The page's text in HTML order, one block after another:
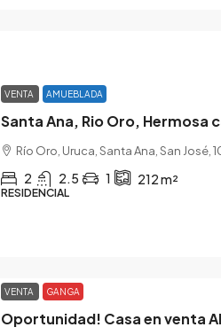
VENTA AMUEBLADA
Santa Ana, Rio Oro, Hermosa
Río Oro, Uruca, Santa Ana, San José,
2 2.5 1 212m²
RESIDENCIAL
VENTA GANGA
Oportunidad! Casa en venta